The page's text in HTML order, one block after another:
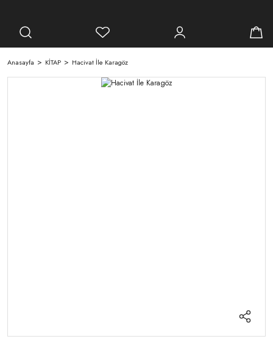
Anasayfa KİTAP Hacivat İle Karagöz